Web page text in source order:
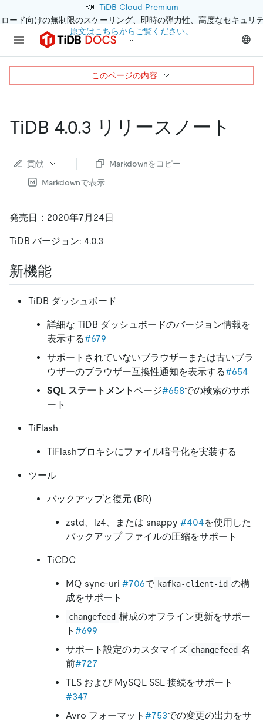
📣 TiDB Cloud Premium
ード向けの無制限のスケーリング、即時の弾力性、高度なセキュリ
原文はこちらからご覧ください。
TiDB 4.0.3 リリースノート
貢献
Markdownをコピー
Markdownで表示
発売日：2020年7月24日
TiDB バージョン: 4.0.3
新機能
TiDB ダッシュボード
詳細な TiDB ダッシュボードのバージョン情報を
表示する#679
サポートされていないブラウザーまたは古いブラ
ウザーのブラウザー互換性通知を表示する#654
SQL ステートメントページ#658での検索のサポ
ート
TiFlash
TiFlashプロキシにファイル暗号化を実装する
ツール
バックアップと復元 (BR)
zstd、lz4、または snappy #404を使用した
バックアップ ファイルの圧縮をサポート
TiCDC
MQ sync-uri #706で kafka-client-id の構
成をサポート
changefeed 構成のオフライン更新をサポー
ト #699
サポート設定のカスタマイズ changefeed 名
前#727
TLS および MySQL SSL 接続をサポート
#347
Avro フォーマット #753での変更の出力をサ
このページの内容